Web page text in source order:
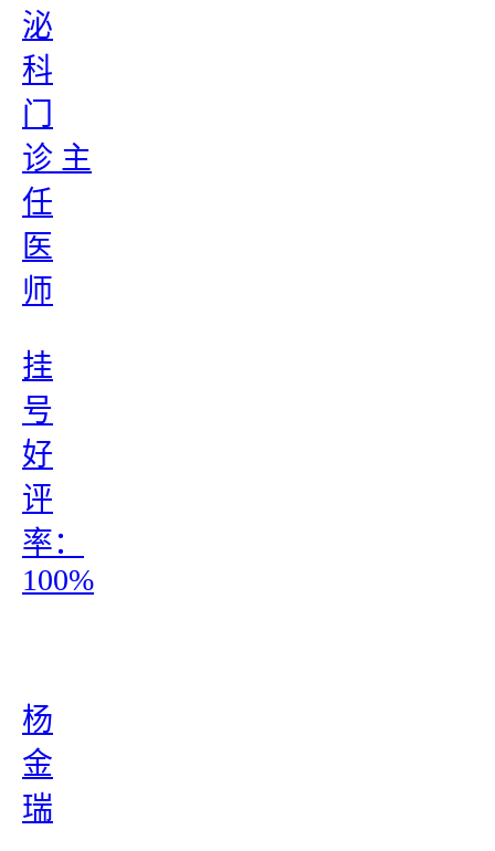
泌
科
门
诊 主
任
医
师
挂
号
好
评
率：
100%
杨
金
瑞